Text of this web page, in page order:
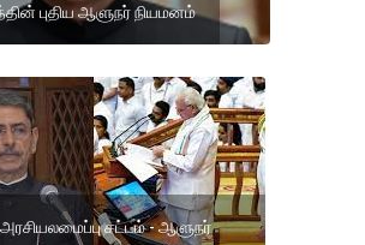
புதிய ஆளுநர் நியமனம்
சட்டம் - ஆளுநர்